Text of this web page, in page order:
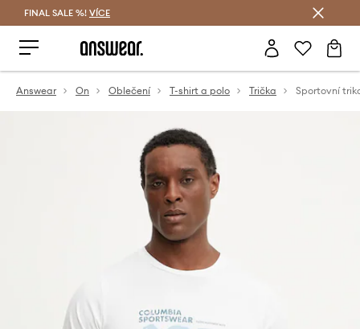
FINAL SALE %! VÍCE
Answear On Oblečení T-shirt a polo Trička Sportovní